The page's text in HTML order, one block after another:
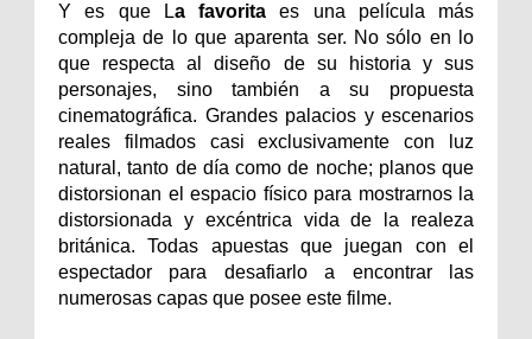
Y es que La favoritaes una película más
compleja de lo que aparenta ser. No sólo en lo
que respecta al diseño de su historia y sus
personajes, sino también a su propuesta
cinematográfica. Grandes palacios y escenarios
reales filmados casi exclusivamente con luz
natural, tanto de día como de noche; planos que
distorsionan el espacio físico para mostrarnos la
distorsionada y excéntrica vida de la realeza
británica. Todas apuestas que juegan con el
espectador para desafiarlo a encontrar las
numerosas capas que posee este filme.